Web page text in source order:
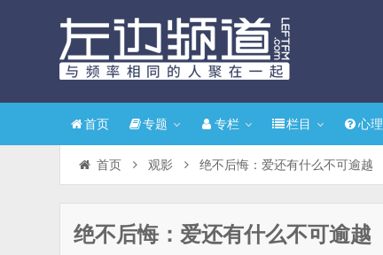
首页 专题 专栏 栏目 心理
首页 观影 绝不后悔：爱还有什么不可逾越
绝不后悔：爱还有什么不可逾越